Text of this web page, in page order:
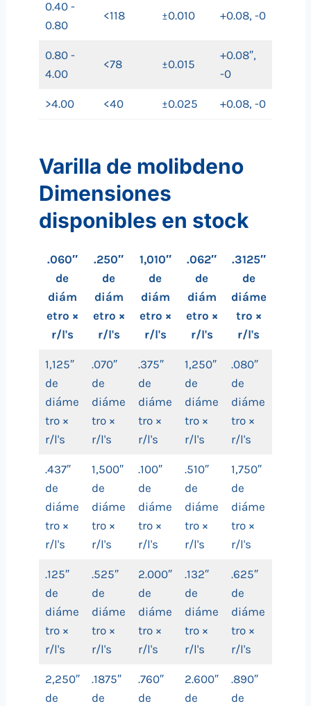
0.40 -
0.80
<118 ±0.010 +0.08, -0
0.80 -
4.00
<78 ±0.015
+0.08″,
-0
>4.00 <40 ±0.025 +0.08, -0
Varilla de molibdeno
Dimensiones
disponibles en stock
.060″
de
diám
etro ×
r/l's
.250″
de
diám
etro ×
r/l's
1,010″
de
diám
etro ×
r/l's
.062″
de
diám
etro ×
r/l's
.3125″
de
diáme
tro ×
r/l's
1,125″
de
diáme
tro ×
r/l's
.070″
de
diáme
tro ×
r/l's
.375″
de
diáme
tro ×
r/l's
1,250″
de
diáme
tro ×
r/l's
.080″
de
diáme
tro ×
r/l's
.437″
de
diáme
tro ×
r/l's
1,500″
de
diáme
tro ×
r/l's
.100″
de
diáme
tro ×
r/l's
.510″
de
diáme
tro ×
r/l's
1,750″
de
diáme
tro ×
r/l's
.125″
de
diáme
tro ×
r/l's
.525″
de
diáme
tro ×
r/l's
2.000″
de
diáme
tro ×
r/l's
.132″
de
diáme
tro ×
r/l's
.625″
de
diáme
tro ×
r/l's
2,250″
de
.1875″
de
.760″
de
2.600″
de
.890″
de